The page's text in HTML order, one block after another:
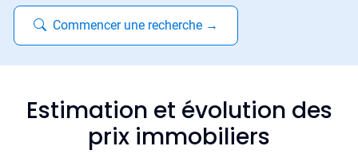
Commencer une recherche →
Estimation et évolution des
prix immobiliers